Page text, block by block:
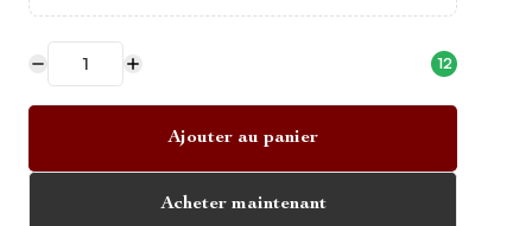
12
Ajouter au panier
Acheter maintenant